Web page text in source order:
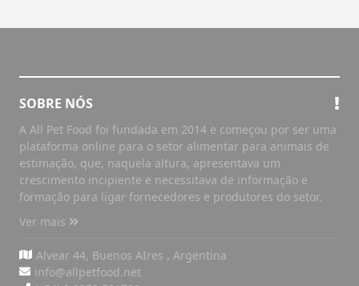
SOBRE NÓS
A All Pet Food foi fundada em 2014 e começou por ser uma
plataforma online para o setor alimentar para animais de
estimação, que, naquela altura, apresentava um
crescimento incipiente e necessitava de informação e
formação para ligar fornecedores e produtores do setor.
Ver mais
Alvear 44, Buenos AIres , Argentina
info@allpetfood.net